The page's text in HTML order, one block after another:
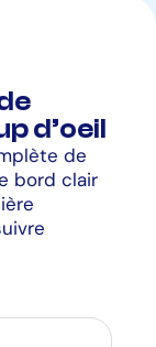
d’oeil
de
bord clair